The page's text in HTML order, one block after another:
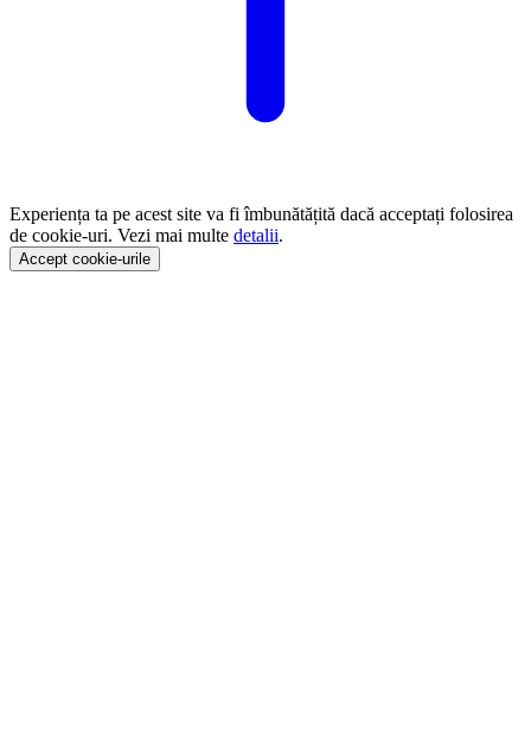
Experiența ta pe acest site va fi îmbunătățită dacă acceptați folosirea
de cookie-uri. Vezi mai multe detalii.
Accept cookie-urile